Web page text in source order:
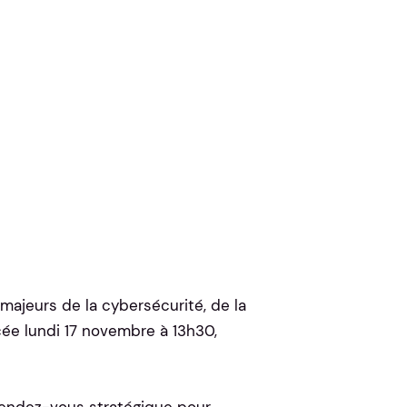
de la cybersécurité, de la
lundi 17 novembre à 13h30,